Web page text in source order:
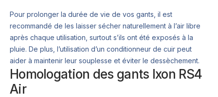
Pour prolonger la durée de vie de vos gants, il est
recommandé de les laisser sécher naturellement à l’air libre
après chaque utilisation, surtout s’ils ont été exposés à la
pluie. De plus, l’utilisation d’un conditionneur de cuir peut
aider à maintenir leur souplesse et éviter le dessèchement.
Homologation des gants Ixon RS4
Air